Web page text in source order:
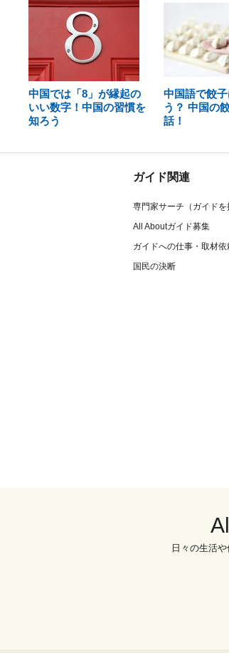
中国では「8」が縁起の
いい数字！中国の習慣を
知ろう
中国語で餃
う？ 中国の
話！
ガイド関連
専門家サーチ（ガイドを
All Aboutガイド募集
ガイドへの仕事・取材依
国民の決断
日々の生活